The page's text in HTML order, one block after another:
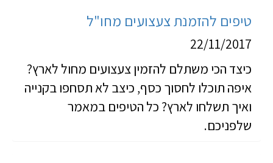
טיפים להזמנת צעצועים מחו"ל
22/11/2017
כיצד הכי משתלם להזמין צעצועים מחול לארץ?
איפה תוכלו לחסוך כסף, כיצב לא תסחפו בקנייה
ואיך תשלחו לארץ? כל הטיפים במאמר
שלפניכם.